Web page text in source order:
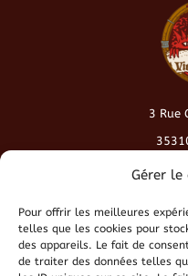
Gérer le
Pour offrir les meilleures
telles que les cookies pour
des appareils. Le fait de
de traiter des données telles
v
è
3 Rue
Conditions